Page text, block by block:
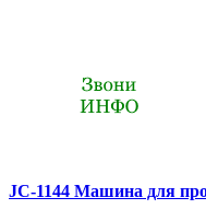
JC-1144 Машина для